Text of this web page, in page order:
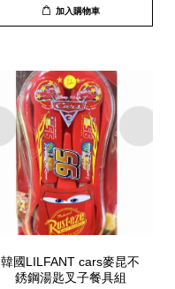
加入購物車
韓國LILFANT cars麥昆不
銹鋼湯匙叉子餐具組